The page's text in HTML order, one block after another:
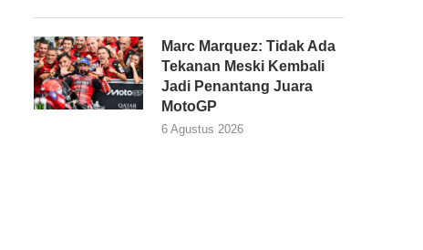
Marc Marquez: Tidak Ada
Tekanan Meski Kembali
Jadi Penantang Juara
MotoGP
6 Agustus 2026